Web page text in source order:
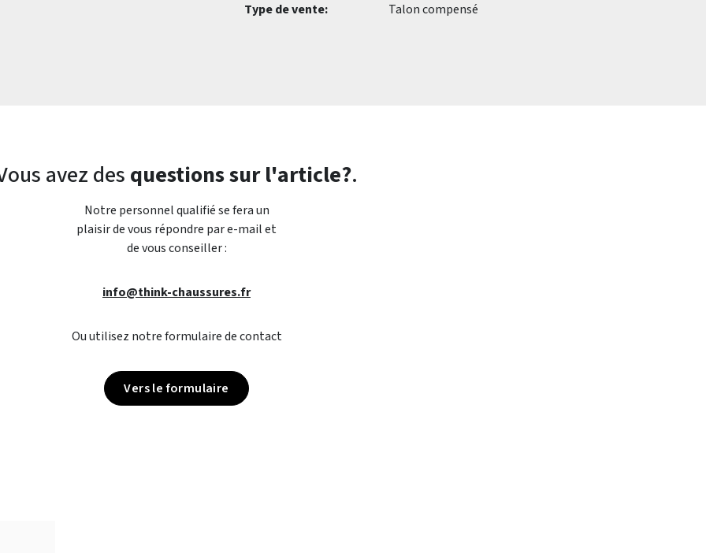
Type de vente:
Talon compensé
avez des questions sur l'article?.
Notre personnel qualifié se fera un
plaisir de vous répondre par e-mail et
de vous conseiller :
info@think-chaussures.fr
Ou utilisez notre formulaire de contact
Vers le formulaire